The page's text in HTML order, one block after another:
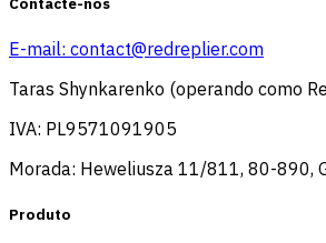
E-mail: contact@redreplier.com
Taras Shynkarenko (operando como
IVA: PL9571091905
Morada: Heweliusza 11/811, 80-890,
Produto